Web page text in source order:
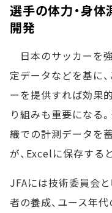
選手の体力・身
開発
日本のサッカーを
定データなどを基に
ーを提供すれば効果
り組みも重要になる
織での計測データを
が、Excelに保存する
JFAには技術委員会
者の養成、ユース年